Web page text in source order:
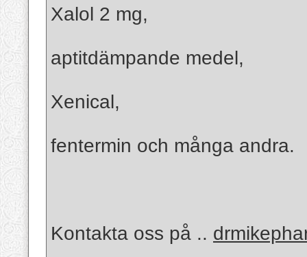
Xalol 2 mg,
aptitdämpande medel,
Xenical,
fentermin och många andra.
Kontakta oss på ..